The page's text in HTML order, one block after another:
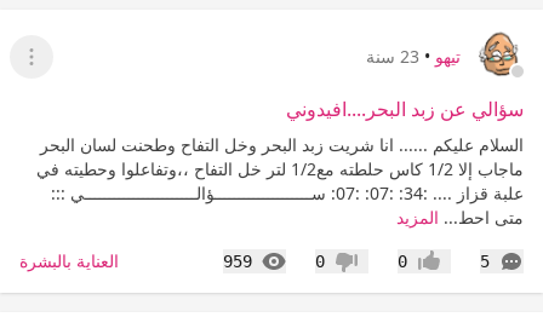
تيهو • 23 سنة
عرض
سؤالي عن زبد البحر....افيدوني
السلام عليكم ...... انا شريت زبد البحر وخل التفاح وطحنت لسان البحر
ماجاب إلا 1/2 كاس حلطته مع1/2 لتر خل التفاح ،،وتفاعلوا وحطيته في
علبة قزاز .... :34: :07: :07: ســــــــــــــــــــؤالـــــــــــــــــــــــي :::
متى احط... المزيد
5
التعليقات إعجاب0 عدم إعجاب
0
959
المشاهدات العناية بالبشرة